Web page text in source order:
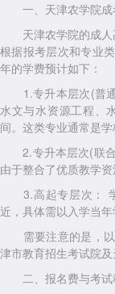
一、天津农学院成
天津农学院的成人
根据报考层次和专业
年的学费预计如下：
1.专升本层次(普通
水文与水资源工程、
间。这类专业通常是
2.专升本层次(联合
由于整合了优质教学
3.高起专层次： 学
近，具体需以入学当年
需要注意的是，以
津市教育招生考试院
二、报名费与考试